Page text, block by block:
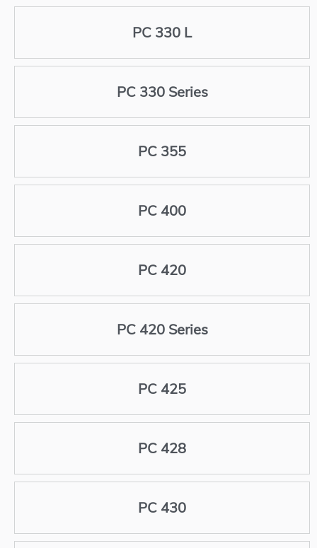
PC 330 L
PC 330 Series
PC 355
PC 400
PC 420
PC 420 Series
PC 425
PC 428
PC 430